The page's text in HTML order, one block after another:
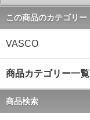
この商品のカテゴリー
VASCO
商品カテゴリー一覧
商品検索